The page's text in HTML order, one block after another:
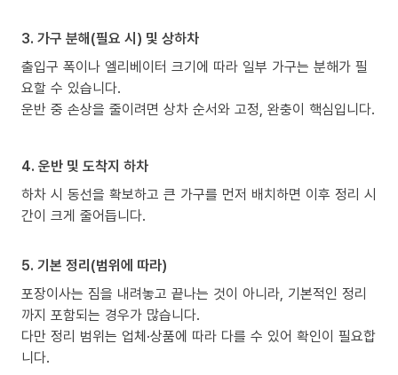
3. 가구 분해(필요 시) 및 상하차
출입구 폭이나 엘리베이터 크기에 따라 일부 가구는 분해가 필
요할 수 있습니다.
운반 중 손상을 줄이려면 상차 순서와 고정, 완충이 핵심입니다.
4. 운반 및 도착지 하차
하차 시 동선을 확보하고 큰 가구를 먼저 배치하면 이후 정리 시
간이 크게 줄어듭니다.
5. 기본 정리(범위에 따라)
포장이사는 짐을 내려놓고 끝나는 것이 아니라, 기본적인 정리
까지 포함되는 경우가 많습니다.
다만 정리 범위는 업체·상품에 따라 다를 수 있어 확인이 필요합
니다.